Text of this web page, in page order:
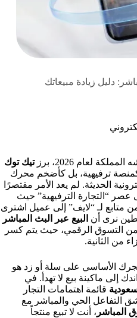
دليل زيادة مبيعاتك
لعام 2026، برز
تيك توك
ترفيهية، بل كأضخم محرك
الحديثة. لم يعد الأمر مقتصرًا
عصر “التجارة الترفيهية” حيث
متابع لـ “لايف” إلى عميل اشترى
نرى أن البيع عبر البث المباشر
من التسوق الرقمي، حيث يتم كسر
من الثانية.
الأساسي على سلة أو زد هو
إلى ماكينة بيع لا تهدأ. في
قائمة اهتمامات التجار
التفاعل الحي والمباشر مع
المباشر ، أنت لا تبيع منتجاً